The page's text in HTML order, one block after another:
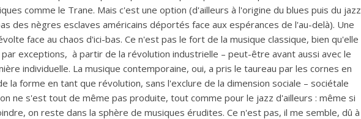
comme le Trane. Mais c'est une option (d'ailleurs à l'origine du blues puis du jazz
des nègres esclaves américains déportés face aux espérances de l'au-delà). Une
face au chaos d'ici-bas. Ce n'est pas le fort de la musique classique, bien qu'elle
exceptions, à partir de la révolution industrielle – peut-être avant aussi avec le
individuelle. La musique contemporaine, oui, a pris le taureau par les cornes en
la forme en tant que révolution, sans l'exclure de la dimension sociale – sociétale
ne s'est tout de même pas produite, tout comme pour le jazz d'ailleurs : même si
on reste dans la sphère de musiques érudites. Ce n'est pas, il me semble, dû à